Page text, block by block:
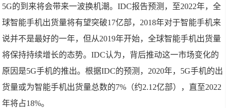
5G的到来将会带来一波换机潮。IDC报告预测，至2022年，全
球智能手机出货量将有望突破17亿部，2018年对于智能手机来
说并不是最好的一年，但从2019年开始，全球智能手机出货量
将保持持续增长的态势。IDC认为，背后推动这一市场变化的
原因是5G手机的推出。根据IDC的预测，2020年，5G手机的出
货量或为智能手机出货量总数的7%（约2.12亿部），直至2022
年将占18%。